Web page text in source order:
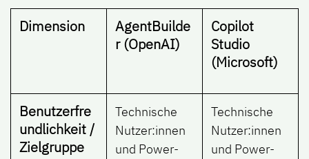
Dimension
AgentBuilde
r (OpenAI)
Copilot
Studio
(Microsoft)
Benutzerfre
undlichkeit /
Zielgruppe
Technische
Nutzer:innen
und Power-
Technische
Nutzer:innen
und Power-